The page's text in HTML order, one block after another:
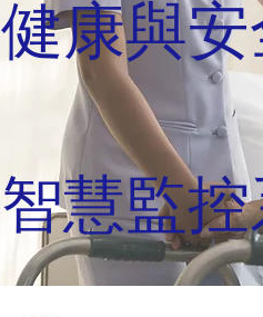
健康與
智慧監